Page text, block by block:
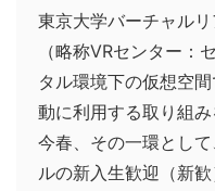
東京大学バーチャル
（略称VRセンター：
タル環境下の仮想空
動に利用する取り組み
今春、その一環とし
ルの新入生歓迎（新